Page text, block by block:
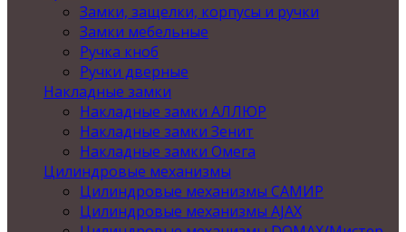
Замки, защелки, корпусы и ручки
Замки мебельные
Ручка кноб
Ручки дверные
Накладные замки
Накладные замки АЛЛЮР
Накладные замки Зенит
Накладные замки Омега
Цилиндровые механизмы
Цилиндровые механизмы САМИР
Цилиндровые механизмы AJAX